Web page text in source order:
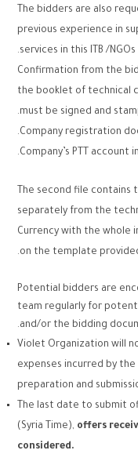
The bidders are also
previous experience in
services in this ITB /
Confirmation from the
the booklet of technical
must be signed and
Company registration
Company’s PTT account
The second file contains
separately from the
Currency with the whole
on the template
Potential bidders are
team regularly for
and/or the bidding
Violet Organization will
expenses incurred by
preparation and
The last date to submit
(Syria Time), offers
considered.